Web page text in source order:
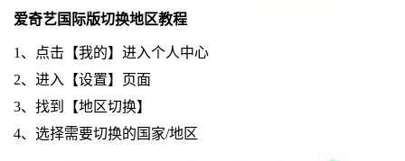
爱奇艺国际版切换地区教程
1、点击【我的】进入个人中心
2、进入【设置】页面
3、找到【地区切换】
4、选择需要切换的国家/地区